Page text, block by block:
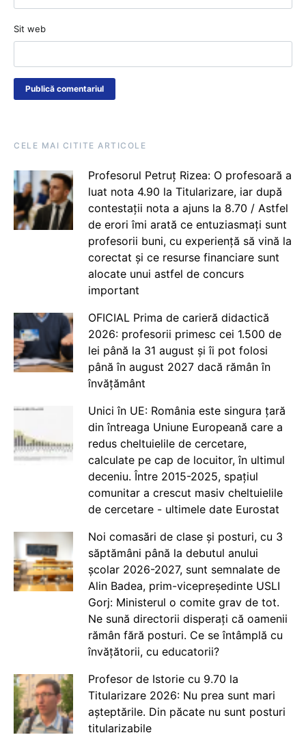
Sit web
CELE MAI CITITE ARTICOLE
Profesorul Petruț Rizea: O profesoară a
luat nota 4.90 la Titularizare, iar după
contestații nota a ajuns la 8.70 / Astfel
de erori îmi arată ce entuziasmați sunt
profesorii buni, cu experiență să vină la
corectat și ce resurse financiare sunt
alocate unui astfel de concurs
important
OFICIAL Prima de carieră didactică
2026: profesorii primesc cei 1.500 de
lei până la 31 august și îi pot folosi
până în august 2027 dacă rămân în
învățământ
Unici în UE: România este singura țară
din întreaga Uniune Europeană care a
redus cheltuielile de cercetare,
calculate pe cap de locuitor, în ultimul
deceniu. Între 2015-2025, spațiul
comunitar a crescut masiv cheltuielile
de cercetare - ultimele date Eurostat
Noi comasări de clase și posturi, cu 3
săptămâni până la debutul anului
școlar 2026-2027, sunt semnalate de
Alin Badea, prim-vicepreședinte USLI
Gorj: Ministerul o comite grav de tot.
Ne sună directorii disperați că oamenii
rămân fără posturi. Ce se întâmplă cu
învățătorii, cu educatorii?
Profesor de Istorie cu 9.70 la
Titularizare 2026: Nu prea sunt mari
așteptările. Din păcate nu sunt posturi
titularizabile